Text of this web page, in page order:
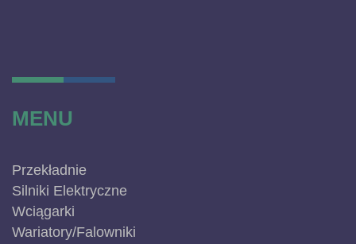
MENU
Przekładnie
Silniki Elektryczne
Wciągarki
Wariatory/Falowniki